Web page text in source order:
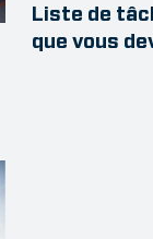
Liste de
que vous